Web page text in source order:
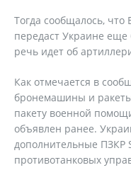
Тогда сообщалось,
передаст Украине еще
речь идет об
Как отмечается в
бронемашины и
пакету военной
объявлен ранее.
дополнительные ПЗКР
противотанковых